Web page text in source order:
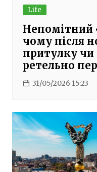
Life
Непомітний
чому після
притулку чи
ретельно
31/05/2026 15:23